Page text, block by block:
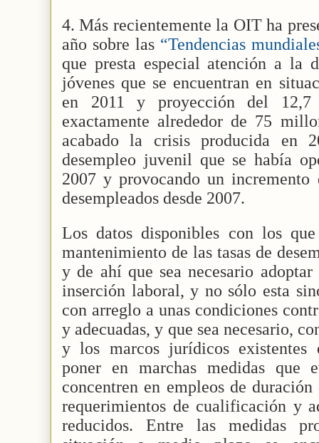
4. Más recientemente la OIT ha
año sobre las “Tendencias
que presta especial atención a la
jóvenes que se encuentran en
en 2011 y proyección del
exactamente alrededor de 75
acabado la crisis producida en
desempleo juvenil que se había
2007 y provocando un
desempleados desde 2007.
Los datos disponibles con los
mantenimiento de las tasas de
y de ahí que sea necesario
inserción laboral, y no sólo esta
con arreglo a unas condiciones
y adecuadas, y que sea necesario,
y los marcos jurídicos existentes
poner en marchas medidas que
concentren en empleos de
requerimientos de cualificación y
reducidos. Entre las medidas